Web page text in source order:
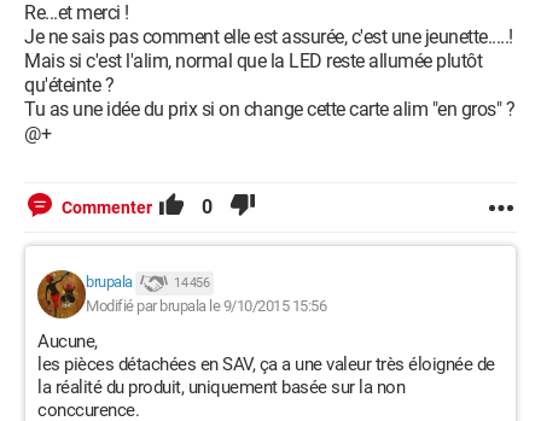
Re...et merci !
Je ne sais pas comment elle est assurée, c'est une jeunette.....!
Mais si c'est l'alim, normal que la LED reste allumée plutôt
qu'éteinte ?
Tu as une idée du prix si on change cette carte alim "en gros" ?
@+
Commenter 0
brupala 14 456
Modifié par brupala le 9/10/2015 15:56
Aucune,
les pièces détachées en SAV, ça a une valeur très éloignée de
la réalité du produit, uniquement basée sur la non
conccurence.